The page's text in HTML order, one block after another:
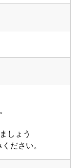
しょう
ださい。